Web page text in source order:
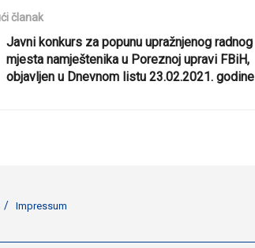
članak
Javni konkurs za popunu upražnjenog radnog
mjesta namještenika u Poreznoj upravi FBiH,
objavljen u Dnevnom listu 23.02.2021. godine
Impressum